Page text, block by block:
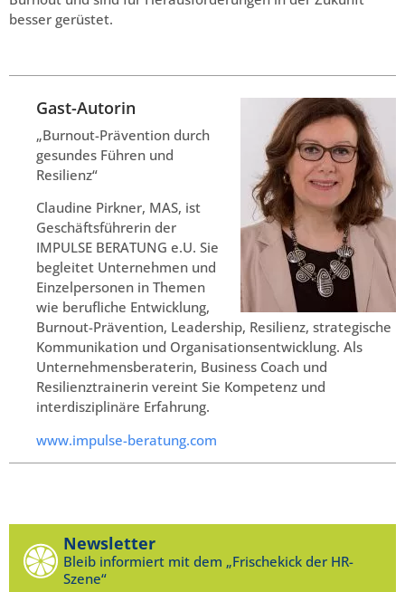
besser gerüstet.
Gast-Autorin
„Burnout-Prävention durch
gesundes Führen und
Resilienz“
Claudine Pirkner, MAS, ist
Geschäftsführerin der
IMPULSE BERATUNG e.U. Sie
begleitet Unternehmen und
Einzelpersonen in Themen
wie berufliche Entwicklung,
Burnout-Prävention, Leadership, Resilienz, strategische
Kommunikation und Organisationsentwicklung. Als
Unternehmensberaterin, Business Coach und
Resilienztrainerin vereint Sie Kompetenz und
interdisziplinäre Erfahrung.
www.impulse-beratung.com
Newsletter
Bleib informiert mit dem „Frischekick der HR-
Szene“